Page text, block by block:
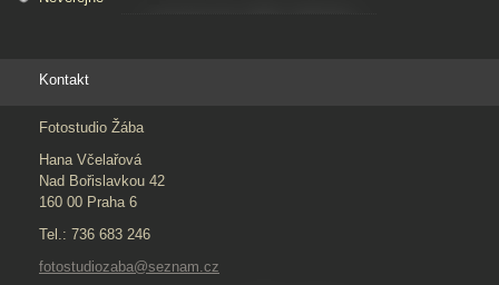
Kontakt
Fotostudio Žába
Hana Včelařová
Nad Bořislavkou 42
160 00 Praha 6
Tel.: 736 683 246
fotostudiozaba@seznam.cz